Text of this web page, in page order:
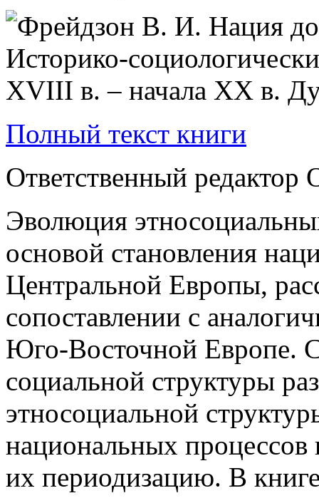
Полный текст книги
Ответственный редактор
Эволюция
основой становления
Центральной Европы,
сопоставлении с
Юго-Восточной Европе.
социальной структуры
этносоциальной
национальных процессов
их периодизацию. В